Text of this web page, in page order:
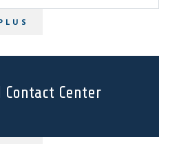
Contact Center